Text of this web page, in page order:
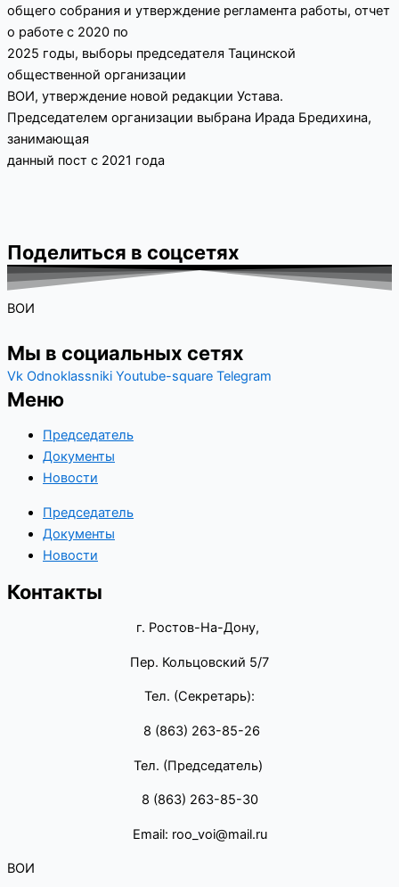
общего собрания и утверждение регламента работы, отчет
о работе с 2020 по
2025 годы, выборы председателя Тацинской
общественной организации
ВОИ, утверждение новой редакции Устава.
Председателем организации выбрана Ирада Бредихина,
занимающая
данный пост с 2021 года
Поделиться в соцсетях
ВОИ
Мы в социальных сетях
Vk Odnoklassniki Youtube-square Telegram
Меню
Председатель
Документы
Новости
Председатель
Документы
Новости
Контакты
г. Ростов-На-Дону,
Пер. Кольцовский 5/7
Тел. (Секретарь):
8 (863) 263-85-26
Тел. (Председатель)
8 (863) 263-85-30
Email: roo_voi@mail.ru
ВОИ